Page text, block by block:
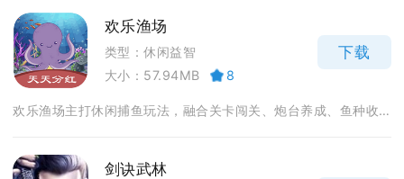
欢乐渔场
类型：休闲益智
大小：57.94MB
8
下载
欢乐渔场主打休闲捕鱼玩法，融合关卡闯关、炮台养成、鱼种收...
剑诀武林